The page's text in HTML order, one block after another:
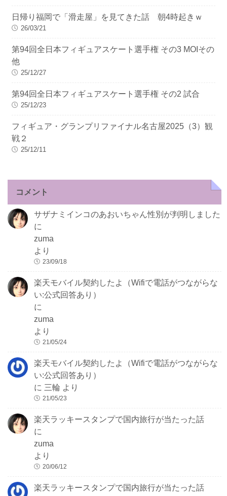
日帰り福岡で「滑走屋」を見てきた話 朝4時起きｗ
26/03/21
第94回全日本フィギュアスケート選手権 その3 MOIその
他
25/12/27
第94回全日本フィギュアスケート選手権 その2 試合
25/12/23
フィギュア・グランプリファイナル名古屋2025（3）観
戦２
25/12/11
コメント
サザナミインコのあおいちゃん性別が判明しました
に
zuma
より
23/09/18
楽天モバイル契約したよ（Wifiで電話がつながらな
い:公式回答あり）
に
zuma
より
21/05/24
楽天モバイル契約したよ（Wifiで電話がつながらな
い:公式回答あり）
に三輪 より
21/05/23
楽天ラッキースタンプで国内旅行が当たった話
に
zuma
より
20/06/12
楽天ラッキースタンプで国内旅行が当たった話